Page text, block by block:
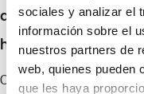
sociales y analizar el
información sobre el
nuestros partners de
web, quienes pueden
que les haya
que queda de
hipoteca
Otra de las